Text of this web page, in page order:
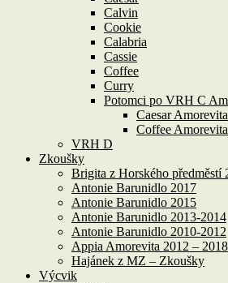
Calvin
Cookie
Calabria
Cassie
Coffee
Curry
Potomci po VRH C
Caesar Amorevita
Coffee Amorevita
VRH D
Zkoušky
Brigita z Horského předměstí
Antonie Barunidlo 2017
Antonie Barunidlo 2015
Antonie Barunidlo 2013-2014
Antonie Barunidlo 2010-2012
Appia Amorevita 2012 – 2018
Hajánek z MZ – Zkoušky
Výcvik